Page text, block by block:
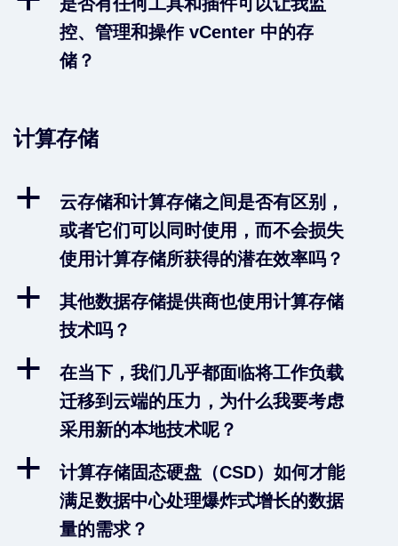
控、管理和操作 vCenter 中的存
储？
计算存储
a
云存储和计算存储之间是否有区别，
或者它们可以同时使用，而不会损失
使用计算存储所获得的潜在效率吗？
a
其他数据存储提供商也使用计算存储
技术吗？
a
在当下，我们几乎都面临将工作负载
迁移到云端的压力，为什么我要考虑
采用新的本地技术呢？
a
计算存储固态硬盘（CSD）如何才能
满足数据中心处理爆炸式增长的数据
量的需求？